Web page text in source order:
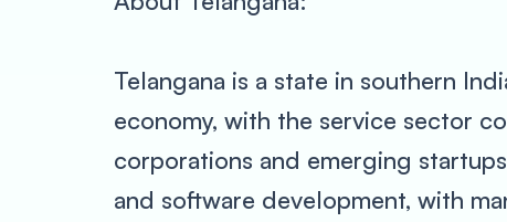
Telangana is a state in southern
economy, with the service sector
corporations and emerging
and software development, with